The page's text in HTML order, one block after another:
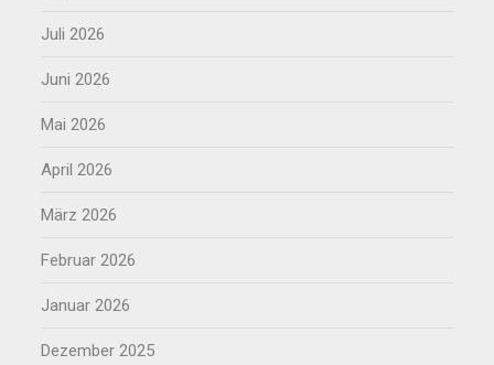
Juli 2026
Juni 2026
Mai 2026
April 2026
März 2026
Februar 2026
Januar 2026
Dezember 2025